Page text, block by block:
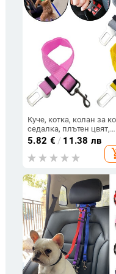
Куче, котка, колан за
седалка, плътен цвят,
регулируемо кученце,
котки, повод за
безопасност,
повод за кучета,
чихуахуа, мопс,
кучета, аксесоари
5.82 € / 11.38 лв